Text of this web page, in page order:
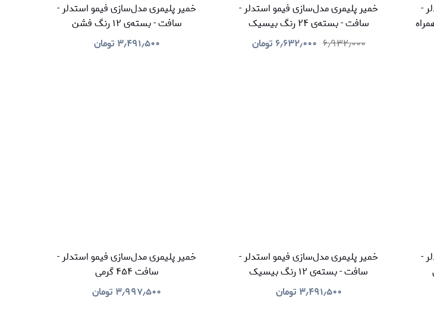
-
همراه
خمیر پلیمری مدل‌سازی فیمو استدلر -
سافت - بسته‌ی ۲۴ رنگ بیسیک
۶٫۹۳۲٫۰۰۰ ۶٫۶۳۲٫۰۰۰ تومان
خمیر پلیمری مدل‌سازی فیمو استدلر -
سافت - بسته‌ی ۱۲ رنگ فشن
۳٫۴۹۱٫۵۰۰ تومان
-
خمیر پلیمری مدل‌سازی فیمو استدلر -
سافت - بسته‌ی ۱۲ رنگ بیسیک‌
۳٫۴۹۱٫۵۰۰ تومان
خمیر پلیمری مدل‌سازی فیمو استدلر -
سافت ۴۵۴ گرمی
۳٫۹۹۷٫۵۰۰ تومان